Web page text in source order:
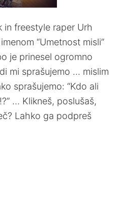
in freestyle raper Urh
“Umetnost misli”
je prinesel ogromno
mi sprašujemo … mislim
sprašujemo: “Kdo ali
… Klikneš, poslušaš,
Lahko ga podpreš